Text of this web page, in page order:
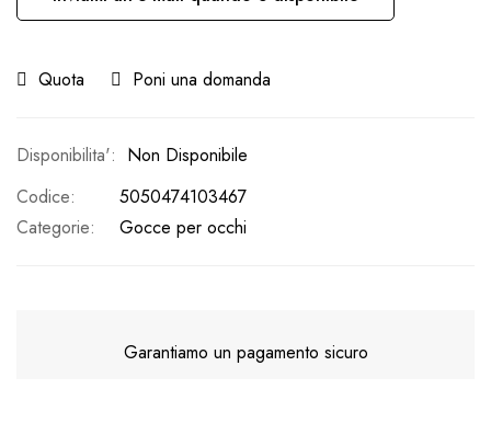
Quota Poni una domanda
Non Disponibile
Codice
5050474103467
Categorie:
Gocce per occhi
Garantiamo un pagamento sicuro